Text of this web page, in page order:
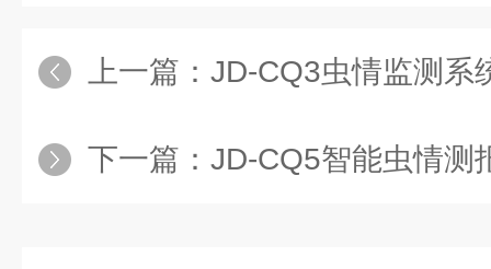
上一篇： JD-CQ3虫情监测系
下一篇： JD-CQ5智能虫情测